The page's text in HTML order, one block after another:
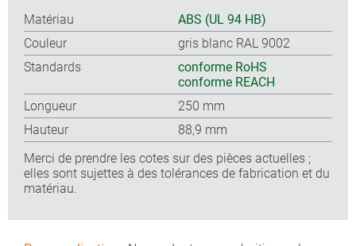
Matériau
ABS (UL 94 HB)
Couleur
gris blanc RAL 9002
Standards
conforme RoHS
conforme REACH
Longueur
250 mm
Hauteur
88,9 mm
Merci de prendre les cotes sur des pièces actuelles ;
elles sont sujettes à des tolérances de fabrication et du
matériau.